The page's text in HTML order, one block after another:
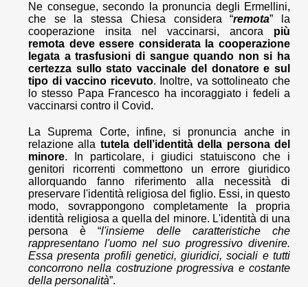
Ne consegue, secondo la pronuncia degli Ermellini,
che se la stessa Chiesa considera “remota” la
cooperazione insita nel vaccinarsi, ancora più
remota deve essere considerata la cooperazione
legata a trasfusioni di sangue quando non si ha
certezza sullo stato vaccinale del donatore e sul
tipo di vaccino ricevuto. Inoltre, va sottolineato che
lo stesso Papa Francesco ha incoraggiato i fedeli a
vaccinarsi contro il Covid.
La Suprema Corte, infine, si pronuncia anche in
relazione alla tutela dell’identità della persona del
minore. In particolare, i giudici statuiscono che i
genitori ricorrenti commettono un errore giuridico
allorquando fanno riferimento alla necessità di
preservare l'identità religiosa del figlio. Essi, in questo
modo, sovrappongono completamente la propria
identità religiosa a quella del minore. L'identità di una
persona è “l'insieme delle caratteristiche che
rappresentano l'uomo nel suo progressivo divenire.
Essa presenta profili genetici, giuridici, sociali e tutti
concorrono nella costruzione progressiva e costante
della personalità”.